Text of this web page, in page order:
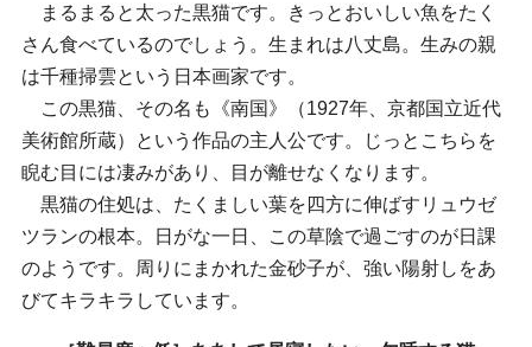
まるまると太った黒猫です。きっとおいしい魚をたく
さん食べているのでしょう。生まれは八丈島。生みの親
は千種掃雲という日本画家です。
この黒猫、その名も《南国》（1927年、京都国立近代
美術館所蔵）という作品の主人公です。じっとこちらを
睨む目には凄みがあり、目が離せなくなります。
黒猫の住処は、たくましい葉を四方に伸ばすリュウゼ
ツランの根本。日がな一日、この草陰で過ごすのが日課
のようです。周りにまかれた金砂子が、強い陽射しをあ
びてキラキラしています。